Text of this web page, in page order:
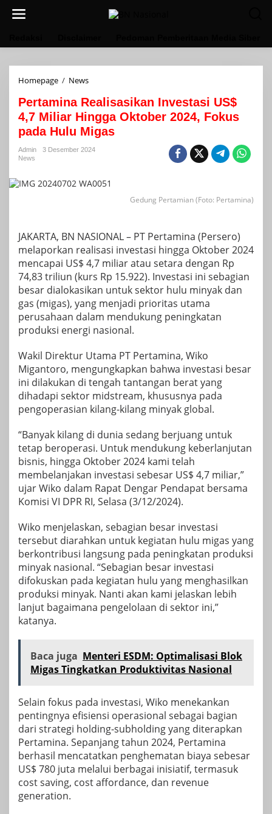
Homepage / NewsPertamina
Investasi
US$
4,7
Miliar
Hingga
Fokus
pada
Pertamina Realisasikan Investasi US$
4,7 Miliar Hingga Oktober 2024, Fokus
pada Hulu Migas
Admin
3 Desember 2024
News
Gedung Pertamian (Foto: Pertamina)
JAKARTA, BN NASIONAL – PT Pertamina (Persero)
melaporkan realisasi investasi hingga Oktober 2024
mencapai US$ 4,7 miliar atau setara dengan Rp
74,83 triliun (kurs Rp 15.922). Investasi ini sebagian
besar dialokasikan untuk sektor hulu minyak dan
gas (migas), yang menjadi prioritas utama
perusahaan dalam mendukung peningkatan
produksi energi nasional.
Wakil Direktur Utama PT Pertamina, Wiko
Migantoro, mengungkapkan bahwa investasi besar
ini dilakukan di tengah tantangan berat yang
dihadapi sektor midstream, khususnya pada
pengoperasian kilang-kilang minyak global.
“Banyak kilang di dunia sedang berjuang untuk
tetap beroperasi. Untuk mendukung keberlanjutan
bisnis, hingga Oktober 2024 kami telah
membelanjakan investasi sebesar US$ 4,7 miliar,”
ujar Wiko dalam Rapat Dengar Pendapat bersama
Komisi VI DPR RI, Selasa (3/12/2024).
Wiko menjelaskan, sebagian besar investasi
tersebut diarahkan untuk kegiatan hulu migas yang
berkontribusi langsung pada peningkatan produksi
minyak nasional. “Sebagian besar investasi
difokuskan pada kegiatan hulu yang menghasilkan
produksi minyak. Nanti akan kami jelaskan lebih
lanjut bagaimana pengelolaan di sektor ini,”
katanya.
Baca juga Menteri ESDM: Optimalisasi Blok
Migas Tingkatkan Produktivitas Nasional
Selain fokus pada investasi, Wiko menekankan
pentingnya efisiensi operasional sebagai bagian
dari strategi holding-subholding yang diterapkan
Pertamina. Sepanjang tahun 2024, Pertamina
berhasil mencatatkan penghematan biaya sebesar
US$ 780 juta melalui berbagai inisiatif, termasuk
cost saving, cost affordance, dan revenue
generation.